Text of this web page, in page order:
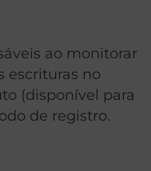
ao monitorar
escrituras no
(disponível para
de registro.